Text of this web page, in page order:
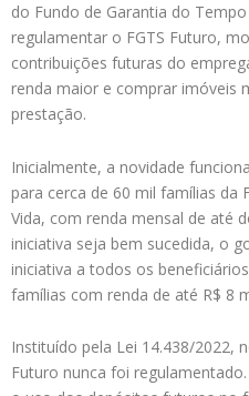
do Fundo de Garantia do
regulamentar o FGTS Futuro,
contribuições futuras do
renda maior e comprar imóveis
prestação.
Inicialmente, a novidade
para cerca de 60 mil famílias da
Vida, com renda mensal de até
iniciativa seja bem sucedida, o
iniciativa a todos os
famílias com renda de até R$ 8
Instituído pela Lei 14.438/2022,
Futuro nunca foi